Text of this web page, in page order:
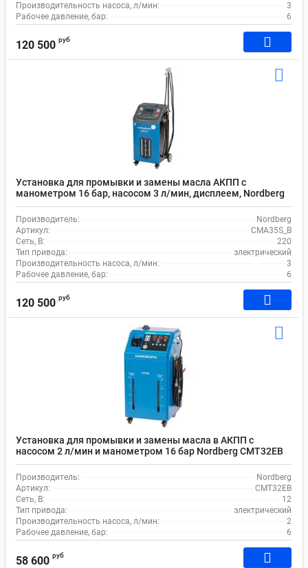
Производительность насоса, л/мин:
3
Рабочее давление, бар:
6
120 500 руб
Установка для промывки и замены масла АКПП с
манометром 16 бар, насосом 3 л/мин, дисплеем, Nordberg
CMA35S_B
Производитель:
Nordberg
Артикул:
CMA35S_B
Сеть, В:
220
Тип привода:
электрический
Производительность насоса, л/мин:
3
Рабочее давление, бар:
6
120 500 руб
Установка для промывки и замены масла в АКПП с
насосом 2 л/мин и манометром 16 бар Nordberg CMT32EB
Производитель:
Nordberg
Артикул:
CMT32EB
Сеть, В:
12
Тип привода:
электрический
Производительность насоса, л/мин:
2
Рабочее давление, бар:
6
58 600 руб